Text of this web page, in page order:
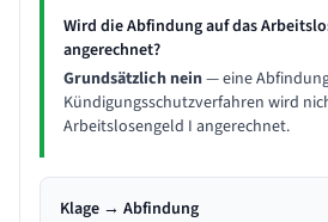
Wird die Abfindung auf das
angerechnet?
Grundsätzlich nein— eine
Kündigungsschutzverfahren wird
Arbeitslosengeld I angerechnet.
Klage → Abfindung